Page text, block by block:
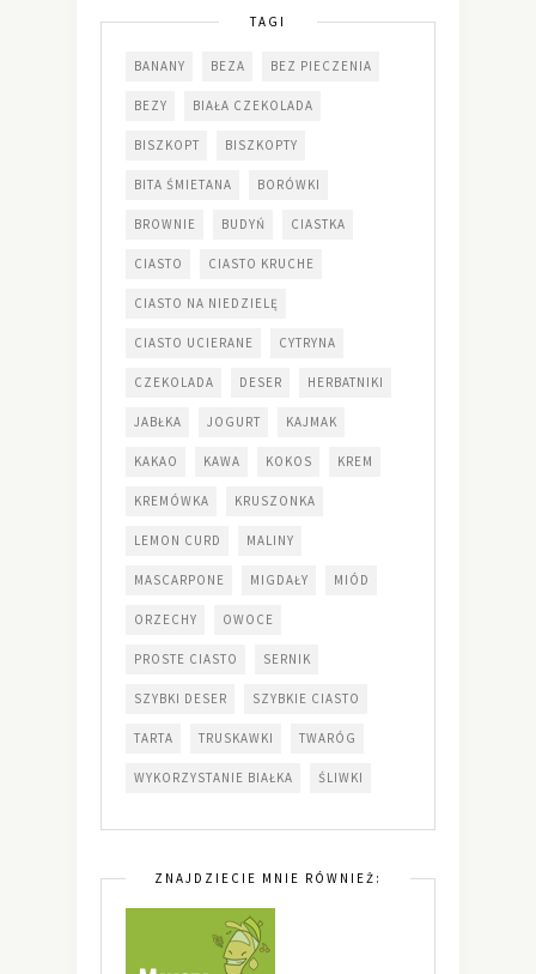
TAGI
BANANY BEZA BEZ PIECZENIA
BEZY BIAŁA CZEKOLADA
BISZKOPT BISZKOPTY
BITA ŚMIETANA BORÓWKI
BROWNIE BUDYŃ CIASTKA
CIASTO CIASTO KRUCHE
CIASTO NA NIEDZIELĘ
CIASTO UCIERANE CYTRYNA
CZEKOLADA DESER HERBATNIKI
JABŁKA JOGURT KAJMAK
KAKAO KAWA KOKOS KREM
KREMÓWKA KRUSZONKA
LEMON CURD MALINY
MASCARPONE MIGDAŁY MIÓD
ORZECHY OWOCE
PROSTE CIASTO SERNIK
SZYBKI DESER SZYBKIE CIASTO
TARTA TRUSKAWKI TWARÓG
WYKORZYSTANIE BIAŁKA ŚLIWKI
ZNAJDZIECIE MNIE RÓWNIEŻ: